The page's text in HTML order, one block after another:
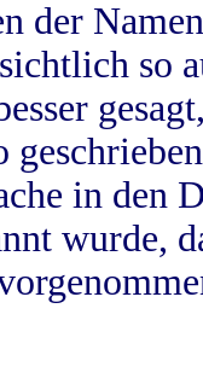
der
so
in
wurde,